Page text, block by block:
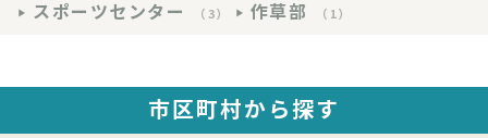
スポーツセンター （3） 作草部 （1）
市区町村から探す